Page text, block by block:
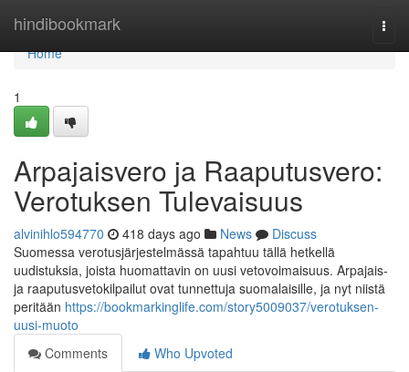
hindibookmark
Home
Home
1
Arpajaisvero ja Raaputusvero:
Verotuksen Tulevaisuus
alvinihlo594770 418 days ago News
Discuss
Suomessa verotusjärjestelmässä tapahtuu tällä hetkellä
uudistuksia, joista huomattavin on uusi vetovoimaisuus. Arpajais-
ja raaputusvetokilpailut ovat tunnettuja suomalaisille, ja nyt niistä
peritään https://bookmarkinglife.com/story5009037/verotuksen-
uusi-muoto
Comments
Who Upvoted